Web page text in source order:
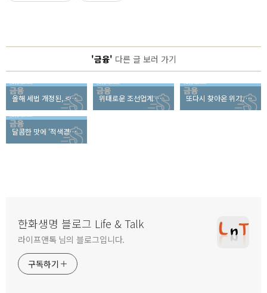
'금융' 다른 글 보러 가기
올해 세법 개정된, <업무용 승용차 운행기록부> 어떻게 작성할까? 위태로운 조선업계 구조조정으로 위기 돌파 가능할까? 또다시 찾아온 위기, 2018년 경제위기설의 실체는?
달콤한 맛에 ‘적색경보’, 세계는 지금 설탕과의 전쟁 중!
한화생명 블로그 Life & Talk
라이프앤톡 님의 블로그입니다.
구독하기